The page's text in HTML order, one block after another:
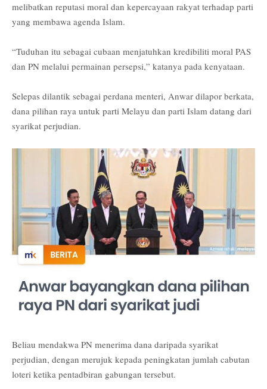
melibatkan reputasi moral dan kepercayaan rakyat terhadap parti
yang membawa agenda Islam.
“Tuduhan itu sebagai cubaan menjatuhkan kredibiliti moral PAS
dan PN melalui permainan persepsi,” katanya pada kenyataan.
Selepas dilantik sebagai perdana menteri, Anwar dilapor berkata,
dana pilihan raya untuk parti Melayu dan parti Islam datang dari
syarikat perjudian.
Beliau mendakwa PN menerima dana daripada syarikat
perjudian, dengan merujuk kepada peningkatan jumlah cabutan
loteri ketika pentadbiran gabungan tersebut.